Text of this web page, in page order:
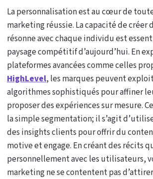
La personnalisation est au cœur de
marketing réussie. La capacité de créer
résonne avec chaque individu est
paysage compétitif d’aujourd’hui. En
plateformes avancées comme celles
HighLevel, les marques peuvent
algorithmes sophistiqués pour affiner
proposer des expériences sur mesure.
la simple segmentation; il s’agit
des insights clients pour offrir du
motive et engage. En créant des récits
personnellement avec les utilisateurs,
marketing ne se contentent pas